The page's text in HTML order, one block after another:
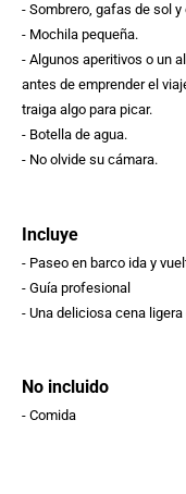
- Sombrero, gafas de sol y
- Mochila pequeña.
- Algunos aperitivos o un
antes de emprender el
traiga algo para picar.
- Botella de agua.
- No olvide su cámara.
Incluye
- Paseo en barco ida y
- Guía profesional
- Una deliciosa cena ligera
No incluido
- Comida